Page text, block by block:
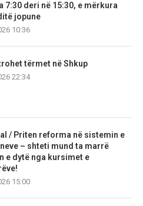
7:30 deri në 15:30, e mërkura
jopune
10:36
tërmet në Shkup
22:34
/ Priten reforma në sistemin e
– shteti mund ta marrë
e dytë nga kursimet e
15:00